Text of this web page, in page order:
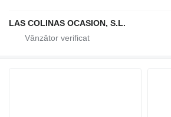
LAS COLINAS OCASION, S.L.